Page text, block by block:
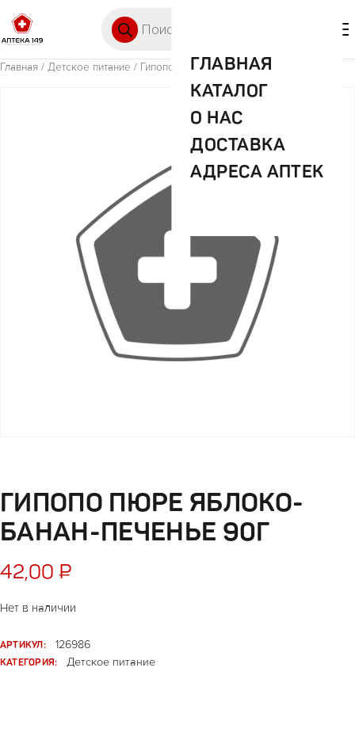
ГЛАВНАЯ
КАТАЛОГ
О НАС
ДОСТАВКА
АДРЕСА АПТЕК
Главная / Детское питание / Гипопо пюре яблоко-банан-печенье 90г
ГИПОПО ПЮРЕ ЯБЛОКО-
БАНАН-ПЕЧЕНЬЕ 90Г
42,00 ₽
Нет в наличии
АРТИКУЛ:
126986
КАТЕГОРИЯ:
Детское питание